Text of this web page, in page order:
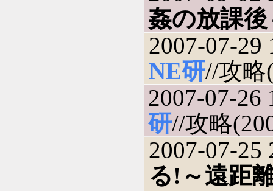
姦の放課後
2007-07-29
NE研//攻略
2007-07-26
研//攻略
2007-07-25
る!～遠距